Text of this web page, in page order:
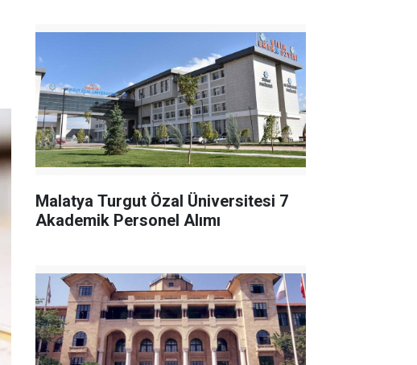
Malatya Turgut Özal Üniversitesi 7
Akademik Personel Alımı